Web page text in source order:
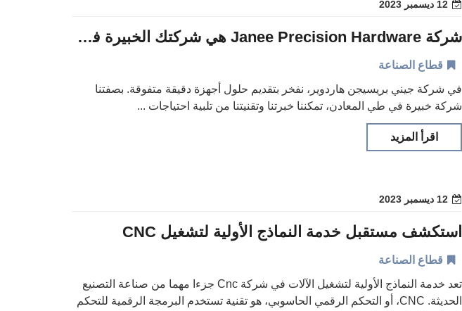
12 ديسمبر 2023
شركة Janee Precision Hardware هي شركتك الخبيرة في طي المعادن
قطاع الصناعة
في شركة جيني بريسيجن هاردوير، نفخر بتقديم حلول أجهزة دقيقة متفوقة. بصفتنا
شركة خبيرة في طي المعادن، تمكننا خبرتنا وتقنيتنا من تلبية احتياجات ...
اقرأ المزيد
12 ديسمبر 2023
استكشف مستقبل خدمة النماذج الأولية لتشغيل CNC
قطاع الصناعة
تعد خدمة النماذج الأولية لتشغيل الآلات في شركة Cnc جزءا مهما من صناعة التصنيع
الحديثة. CNC، أو التحكم الرقمي الحاسوبي، هو تقنية تستخدم البرمجة الرقمية للتحكم